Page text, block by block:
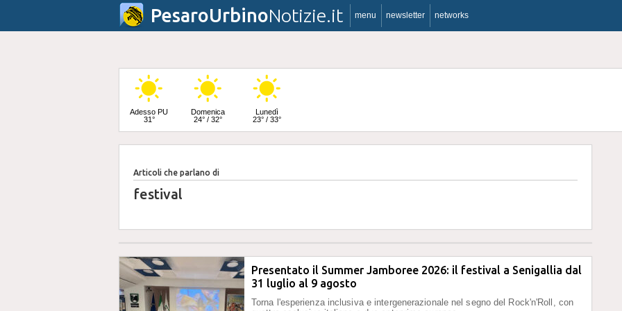
PesaroUrbinoNotizie.it menu newsletter networks
Adesso PU
31°
Domenica
24° / 32°
Lunedì
23° / 33°
Martedì
25° / 33°
Articoli che parlano di
festival
Presentato il Summer Jamboree 2026: il festival a Senigallia dal
31 luglio al 9 agosto
Torna l'esperienza inclusiva e intergenerazionale nel segno del Rock'n'Roll, con